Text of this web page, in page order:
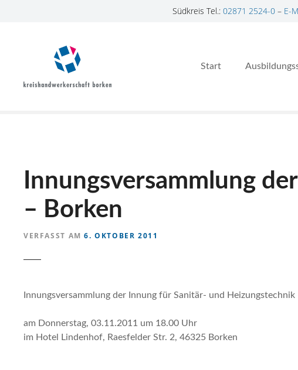
Südkreis Tel.: 02871 2524-0– E-
Start
Innungsversammlung
– Borken
VERFASST AM 6. OKTOBER 2011
Innungsversammlung der Innung für Sanitär- und Heizungstechnik
am Donnerstag, 03.11.2011 um 18.00 Uhr
im Hotel Lindenhof, Raesfelder Str. 2, 46325 Borken